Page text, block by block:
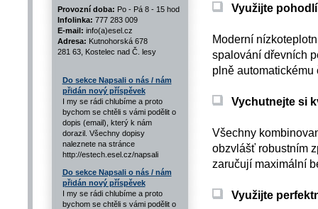
Provozní doba: Po - Pá 8 - 15 hod
Infolinka: 777 283 009
E-mail: info(a)esel.cz
Adresa: Kutnohorská 678
281 63, Kostelec nad Č. lesy
Do sekce Napsali o nás / nám
přidán nový příspěvek
I my se rádi chlubíme a proto
bychom se chtěli s vámi podělit o
dopis (email), který k nám
dorazil. Všechny dopisy
naleznete na stránce
http://estech.esel.cz/napsali
Do sekce Napsali o nás / nám
přidán nový příspěvek
I my se rádi chlubíme a proto
bychom se chtěli s vámi podělit o
Využijte
Moderní
spalování dřevních
plně
Vychutnejte si
Všechny
obzvlášť robustním
zaručují maximální
Využijte